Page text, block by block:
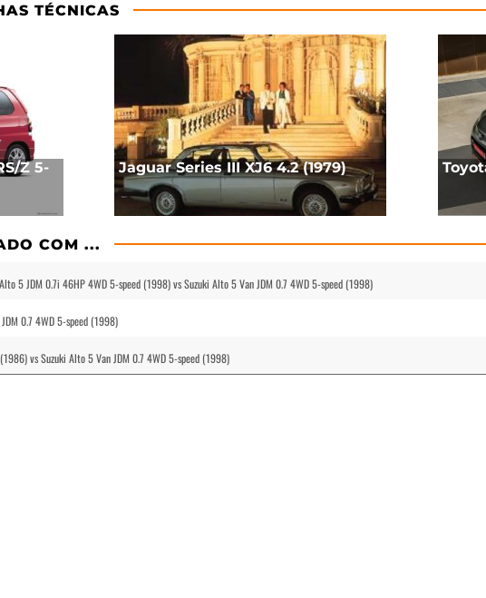
TÉCNICAS
Z 5-
Jaguar Series III XJ6 4.2 (1979)
COM ...
5 JDM 0.7i 46HP 4WD 5-speed (1998) vs Suzuki Alto 5 Van JDM 0.7 4WD 5-speed (1998)
0.7 4WD 5-speed (1998)
vs Suzuki Alto 5 Van JDM 0.7 4WD 5-speed (1998)